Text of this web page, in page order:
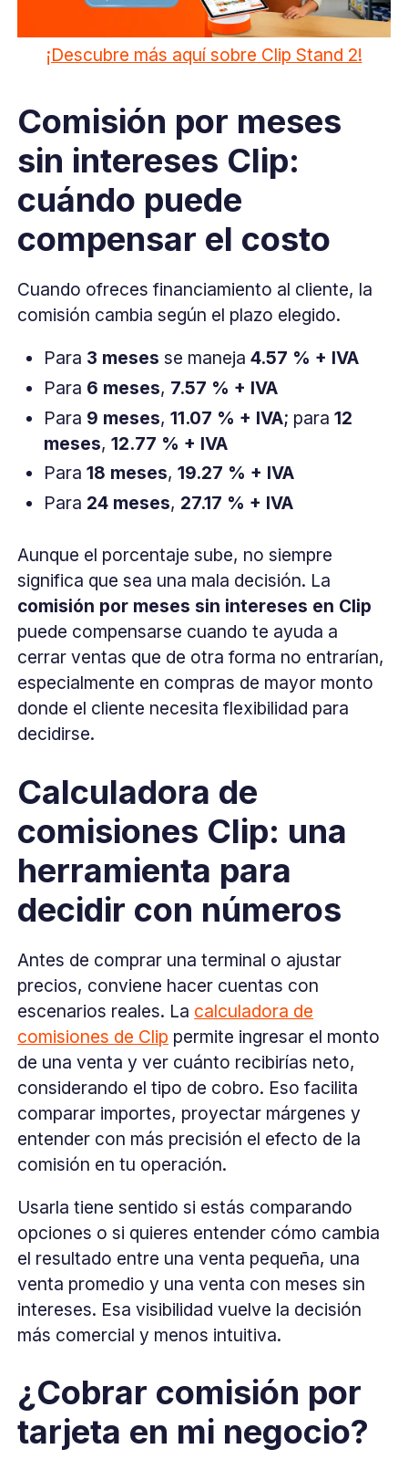
¡Descubre más aquí sobre Clip Stand 2!
Comisión por meses
sin intereses Clip:
cuándo puede
compensar el costo
Cuando ofreces financiamiento al cliente, la
comisión cambia según el plazo elegido.
Para 3 meses se maneja 4.57 % + IVA
Para 6 meses, 7.57 % + IVA
Para 9 meses, 11.07 % + IVA; para 12
meses, 12.77 % + IVA
Para 18 meses, 19.27 % + IVA
Para 24 meses, 27.17 % + IVA
Aunque el porcentaje sube, no siempre
significa que sea una mala decisión. La
comisión por meses sin intereses en Clip
puede compensarse cuando te ayuda a
cerrar ventas que de otra forma no entrarían,
especialmente en compras de mayor monto
donde el cliente necesita flexibilidad para
decidirse.
Calculadora de
comisiones Clip: una
herramienta para
decidir con números
Antes de comprar una terminal o ajustar
precios, conviene hacer cuentas con
escenarios reales. La calculadora de
comisiones de Clip permite ingresar el monto
de una venta y ver cuánto recibirías neto,
considerando el tipo de cobro. Eso facilita
comparar importes, proyectar márgenes y
entender con más precisión el efecto de la
comisión en tu operación.
Usarla tiene sentido si estás comparando
opciones o si quieres entender cómo cambia
el resultado entre una venta pequeña, una
venta promedio y una venta con meses sin
intereses. Esa visibilidad vuelve la decisión
más comercial y menos intuitiva.
¿Cobrar comisión por
tarjeta en mi negocio?